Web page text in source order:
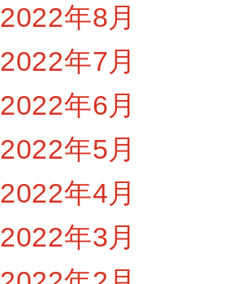
2022年8月
2022年7月
2022年6月
2022年5月
2022年4月
2022年3月